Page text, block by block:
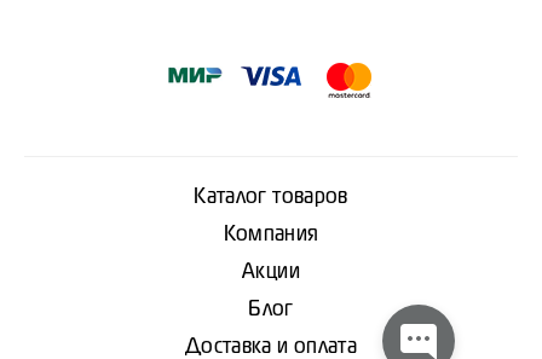
Каталог товаров
Компания
Акции
Блог
Доставка и оплата